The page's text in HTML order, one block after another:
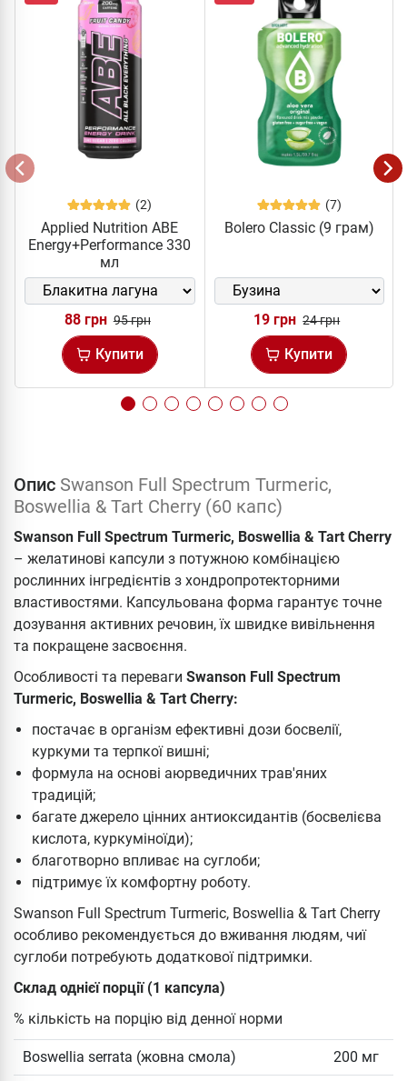
(2)
Applied Nutrition ABE
Energy+Performance 330
мл
88 грн 95 грн
Купити
(7)
Bolero Classic (9 грам)
19 грн 24 грн
Купити
Опис Swanson Full Spectrum Turmeric,
Boswellia & Tart Cherry (60 капс)
Swanson Full Spectrum Turmeric, Boswellia & Tart Cherry
– желатинові капсули з потужною комбінацією
рослинних інгредієнтів з хондропротекторними
властивостями. Капсульована форма гарантує точне
дозування активних речовин, їх швидке вивільнення
та покращене засвоєння.
Особливості та переваги Swanson Full Spectrum
Turmeric, Boswellia & Tart Cherry:
постачає в організм ефективні дози босвелії,
куркуми та терпкої вишні;
формула на основі аюрведичних трав'яних
традицій;
багате джерело цінних антиоксидантів (босвелієва
кислота, куркуміноїди);
благотворно впливає на суглоби;
підтримує їх комфортну роботу.
Swanson Full Spectrum Turmeric, Boswellia & Tart Cherry
особливо рекомендується до вживання людям, чиї
суглоби потребують додаткової підтримки.
Склад однієї порції (1 капсула)
% кількість на порцію від денної норми
Boswellia serrata (жовна смола) 200 мг